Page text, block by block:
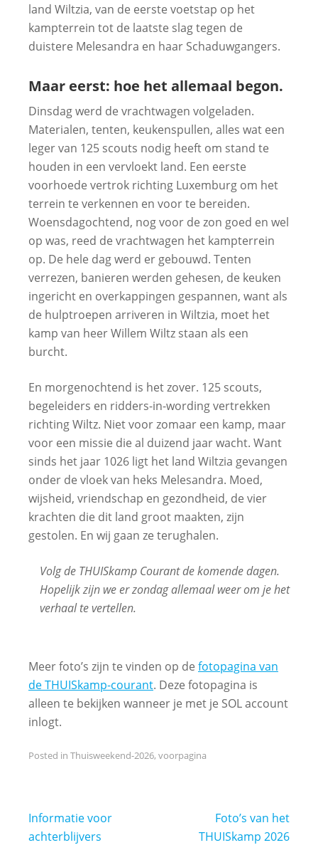
land Wiltzia, van de eerste voetstap op het
kampterrein tot de laatste slag tegen de
duistere Melesandra en haar Schaduwgangers.
Maar eerst: hoe het allemaal begon.
Dinsdag werd de vrachtwagen volgeladen.
Materialen, tenten, keukenspullen, alles wat een
leger van 125 scouts nodig heeft om stand te
houden in een vervloekt land. Een eerste
voorhoede vertrok richting Luxemburg om het
terrein te verkennen en voor te bereiden.
Woensdagochtend, nog voor de zon goed en wel
op was, reed de vrachtwagen het kampterrein
op. De hele dag werd er gebouwd. Tenten
verrezen, banieren werden gehesen, de keuken
ingericht en overkappingen gespannen, want als
de hulptroepen arriveren in Wiltzia, moet het
kamp van heer Willem Wiltz staan als een
burcht.
En morgenochtend is het zover. 125 scouts,
begeleiders en ridders-in-wording vertrekken
richting Wiltz. Niet voor zomaar een kamp, maar
voor een missie die al duizend jaar wacht. Want
sinds het jaar 1026 ligt het land Wiltzia gevangen
onder de vloek van heks Melesandra. Moed,
wijsheid, vriendschap en gezondheid, de vier
krachten die dit land groot maakten, zijn
gestolen. En wij gaan ze terughalen.
Volg de THUISkamp Courant de komende dagen.
Hopelijk zijn we er zondag allemaal weer om je het
verhaal te vertellen.
Meer foto’s zijn te vinden op de fotopagina van
de THUISkamp-courant. Deze fotopagina is
alleen te bekijken wanneer je met je SOL account
inlogt.
Posted in Thuisweekend-2026, voorpagina
Bericht
navigatie
Informatie voor
achterblijvers
Foto’s van het
THUISkamp 2026